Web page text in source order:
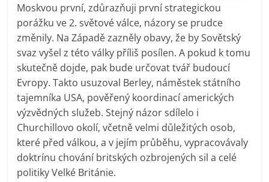
Moskvou první, zdůrazňuji první strategickou
porážku ve 2. světové válce, názory se prudce
změnily. Na Západě zazněly obavy, že by Sovětský
svaz vyšel z této války příliš posílen. A pokud k tomu
skutečně dojde, pak bude určovat tvář budoucí
Evropy. Takto usuzoval Berley, náměstek státního
tajemníka USA, pověřený koordinací amerických
výzvědných služeb. Stejný názor sdílelo i
Churchillovo okolí, včetně velmi důležitých osob,
které před válkou, a v jejím průběhu, vypracovávaly
doktrínu chování britských ozbrojených sil a celé
politiky Velké Británie.